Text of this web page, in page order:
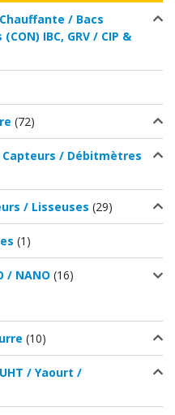
/ Bacs
IBC, GRV / CIP &
(72)
/ Débitmètres
/ Lisseuses (29)
(1)
/ NANO (16)
(10)
/ Yaourt /